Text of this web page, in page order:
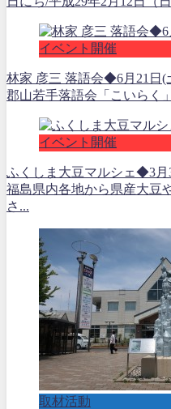
イベント開催
林家 彦三 落語会◆6月21日(
郡山若手落語会「こいらく
イベント開催
ふくしま大豆マルシェ◆3月
福島県内各地から県産大豆
さ...
取材活動